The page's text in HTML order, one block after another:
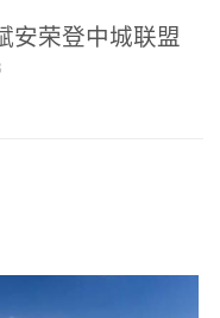
安荣登中城联盟
略合作平台